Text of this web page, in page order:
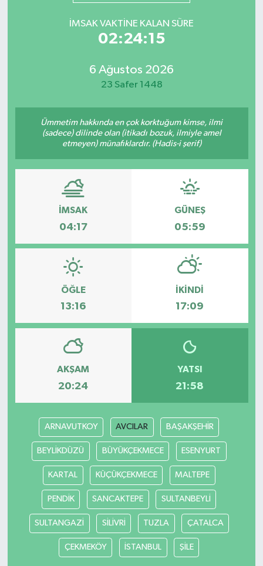
İMSAK VAKTINE KALAN SÜRE
02:24:15
6 Ağustos 2026
23 Safer 1448
Ümmetim hakkında en çok korktuğum kimse, ilmi
(sadece) dilinde olan (itikadı bozuk, ilmiyle amel
etmeyen) münafıklardır. (Hadis-i şerif)
İMSAK
04:17
GÜNEŞ
05:59
ÖĞLE
13:16
İKINDI
17:09
AKŞAM
20:24
YATSI
21:58
ARNAVUTKOY AVCILAR BAŞAKŞEHİR
BEYLİKDÜZÜ BÜYÜKÇEKMECE ESENYURT
KARTAL KÜÇÜKÇEKMECE MALTEPE
PENDİK SANCAKTEPE SULTANBEYLİ
SULTANGAZİ SİLİVRİ TUZLA ÇATALCA
ÇEKMEKÖY İSTANBUL ŞİLE
Yazarlar